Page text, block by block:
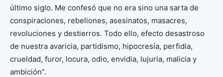
último siglo. Me confesó que no era sino una sarta de
conspiraciones, rebeliones, asesinatos, masacres,
revoluciones y destierros. Todo ello, efecto desastroso
de nuestra avaricia, partidismo, hipocresía, perfidia,
crueldad, furor, locura, odio, envidia, lujuria, malicia y
ambición”.